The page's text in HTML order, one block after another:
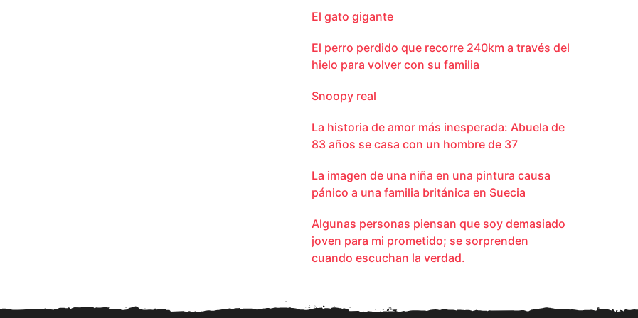
El gato gigante
El perro perdido que recorre 240km a través del
hielo para volver con su familia
Snoopy real
La historia de amor más inesperada: Abuela de
83 años se casa con un hombre de 37
La imagen de una niña en una pintura causa
pánico a una familia británica en Suecia
Algunas personas piensan que soy demasiado
joven para mi prometido; se sorprenden
cuando escuchan la verdad.